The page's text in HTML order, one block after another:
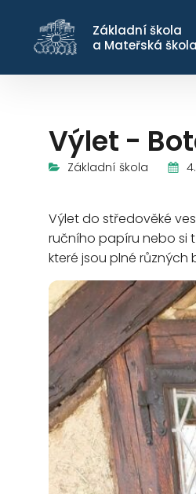
Základní škola
a Mateřská
Výlet -
Základní škola
Výlet do středověké
ručního papíru nebo si
které jsou plné různých